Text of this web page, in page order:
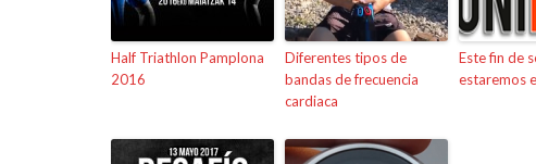
Half Triathlon Pamplona
2016
Diferentes tipos de
bandas de frecuencia
cardiaca
Este fin de
estaremos